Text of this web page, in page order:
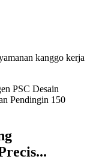
kanggo kerja